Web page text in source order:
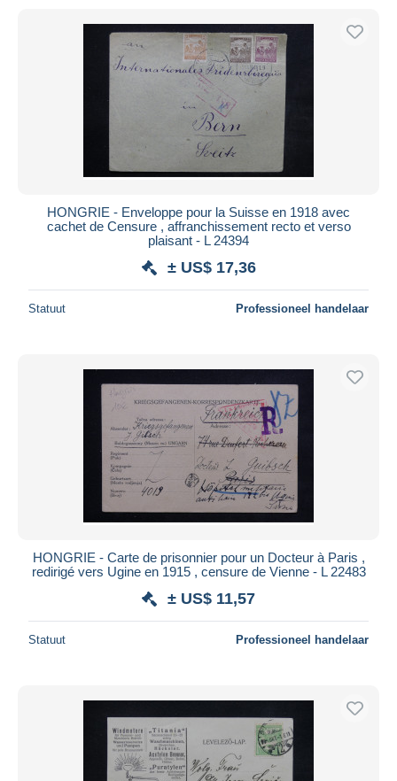
HONGRIE - Enveloppe pour la Suisse en 1918 avec
cachet de Censure , affranchissement recto et verso
plaisant - L 24394
± US$ 17,36
Statuut Professioneel handelaar
HONGRIE - Carte de prisonnier pour un Docteur à Paris ,
redirigé vers Ugine en 1915 , censure de Vienne - L 22483
± US$ 11,57
Statuut Professioneel handelaar